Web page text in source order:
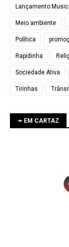
Lançamento
Meio ambiente
Política
Rapidinha
Sociedade Ativa
Tirinhas
➛ EM CARTAZ